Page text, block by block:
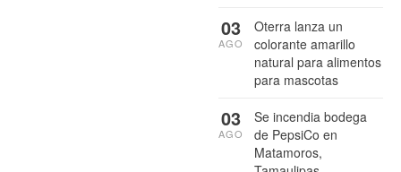
Oterra lanza un
colorante amarillo
natural para alimentos
para mascotas
03
AGO
Se incendia bodega
de PepsiCo en
Matamoros,
03
AGO